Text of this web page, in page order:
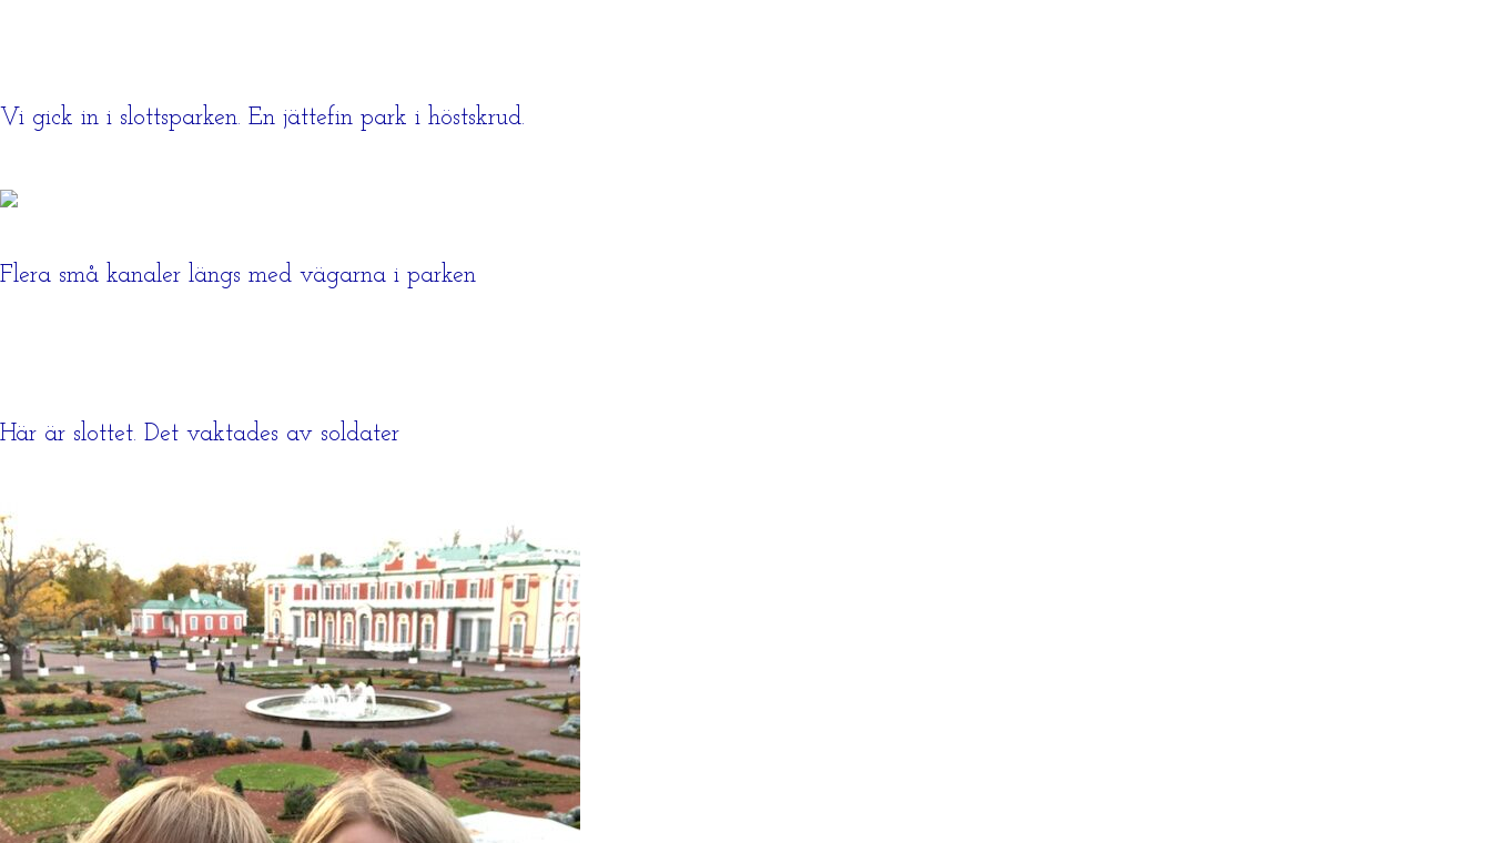
Vi gick in i slottsparken. En jättefin park i höstskrud.
Flera små kanaler längs med vägarna i parken
Här är slottet. Det vaktades av soldater